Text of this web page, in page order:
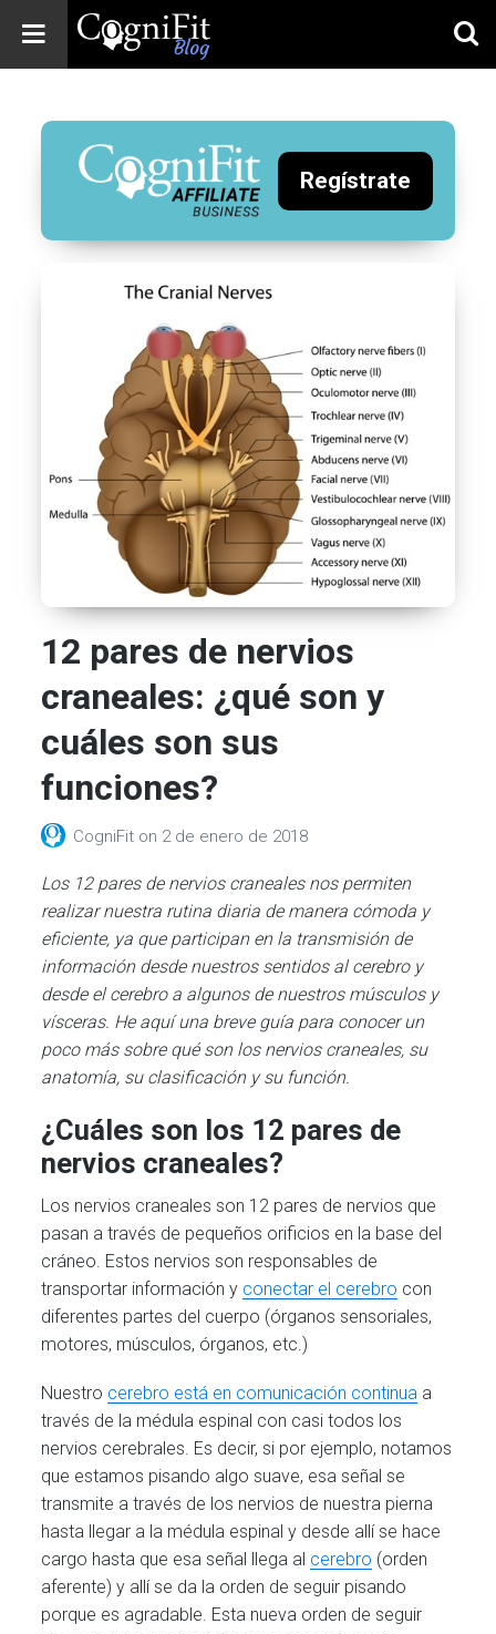
Blog: Brain
Health
News
Brain Training,
Mental Health, and
Wellness
Regístrate
12 pares de nervios
craneales: ¿qué son y
cuáles son sus
funciones?
CogniFit on 2 de enero de 2018
Los 12 pares de nervios craneales nos permiten
realizar nuestra rutina diaria de manera cómoda y
eficiente, ya que participan en la transmisión de
información desde nuestros sentidos al cerebro y
desde el cerebro a algunos de nuestros músculos y
vísceras. He aquí una breve guía para conocer un
poco más sobre qué son los nervios craneales, su
anatomía, su clasificación y su función.
¿Cuáles son los 12 pares de
nervios craneales?
Los nervios craneales son 12 pares de nervios que
pasan a través de pequeños orificios en la base del
cráneo. Estos nervios son responsables de
transportar información y conectar el cerebro con
diferentes partes del cuerpo (órganos sensoriales,
motores, músculos, órganos, etc.)
Nuestro cerebro está en comunicación continua a
través de la médula espinal con casi todos los
nervios cerebrales. Es decir, si por ejemplo, notamos
que estamos pisando algo suave, esa señal se
transmite a través de los nervios de nuestra pierna
hasta llegar a la médula espinal y desde allí se hace
cargo hasta que esa señal llega al cerebro (orden
aferente) y allí se da la orden de seguir pisando
porque es agradable. Esta nueva orden de seguir